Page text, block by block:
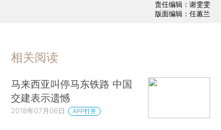
责任编辑：谢雯雯
版面编辑：任蕙兰
相关阅读
马来西亚叫停马东铁路 中国
交建表示遗憾
2018年07月06日 APP打开